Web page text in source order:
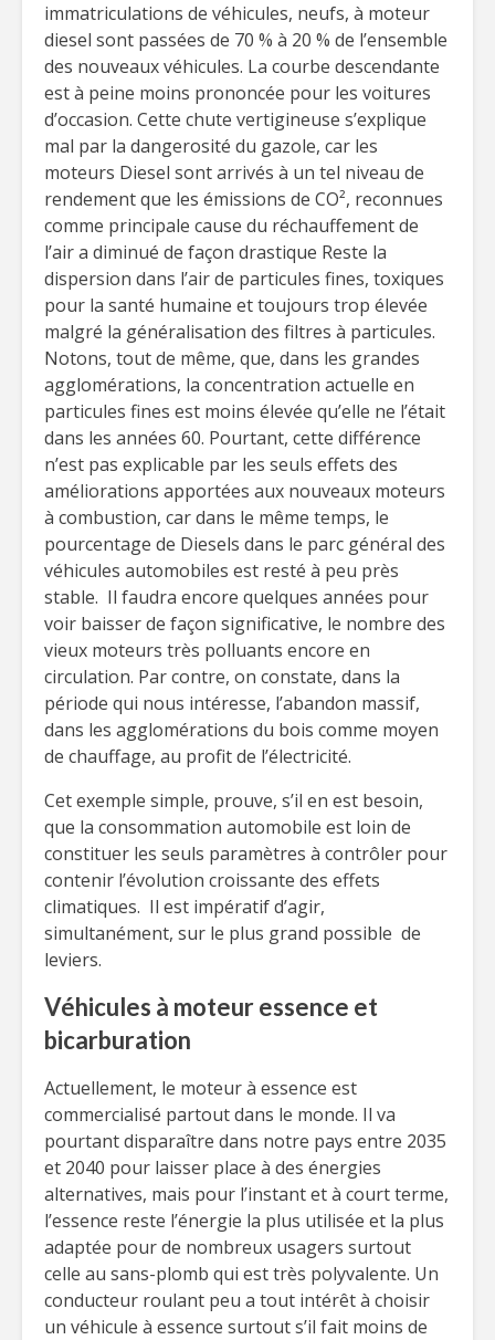
immatriculations de véhicules, neufs, à moteur
diesel sont passées de 70 % à 20 % de l’ensemble
des nouveaux véhicules. La courbe descendante
est à peine moins prononcée pour les voitures
d’occasion. Cette chute vertigineuse s’explique
mal par la dangerosité du gazole, car les
moteurs Diesel sont arrivés à un tel niveau de
rendement que les émissions de CO², reconnues
comme principale cause du réchauffement de
l’air a diminué de façon drastique Reste la
dispersion dans l’air de particules fines, toxiques
pour la santé humaine et toujours trop élevée
malgré la généralisation des filtres à particules.
Notons, tout de même, que, dans les grandes
agglomérations, la concentration actuelle en
particules fines est moins élevée qu’elle ne l’était
dans les années 60. Pourtant, cette différence
n’est pas explicable par les seuls effets des
améliorations apportées aux nouveaux moteurs
à combustion, car dans le même temps, le
pourcentage de Diesels dans le parc général des
véhicules automobiles est resté à peu près
stable. Il faudra encore quelques années pour
voir baisser de façon significative, le nombre des
vieux moteurs très polluants encore en
circulation. Par contre, on constate, dans la
période qui nous intéresse, l’abandon massif,
dans les agglomérations du bois comme moyen
de chauffage, au profit de l’électricité.
Cet exemple simple, prouve, s’il en est besoin,
que la consommation automobile est loin de
constituer les seuls paramètres à contrôler pour
contenir l’évolution croissante des effets
climatiques. Il est impératif d’agir,
simultanément, sur le plus grand possible de
leviers.
Véhicules à moteur essence et
bicarburation
Actuellement, le moteur à essence est
commercialisé partout dans le monde. Il va
pourtant disparaître dans notre pays entre 2035
et 2040 pour laisser place à des énergies
alternatives, mais pour l’instant et à court terme,
l’essence reste l’énergie la plus utilisée et la plus
adaptée pour de nombreux usagers surtout
celle au sans-plomb qui est très polyvalente. Un
conducteur roulant peu a tout intérêt à choisir
un véhicule à essence surtout s’il fait moins de